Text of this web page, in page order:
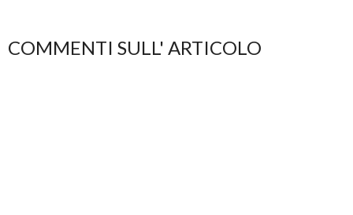
COMMENTI SULL' ARTICOLO